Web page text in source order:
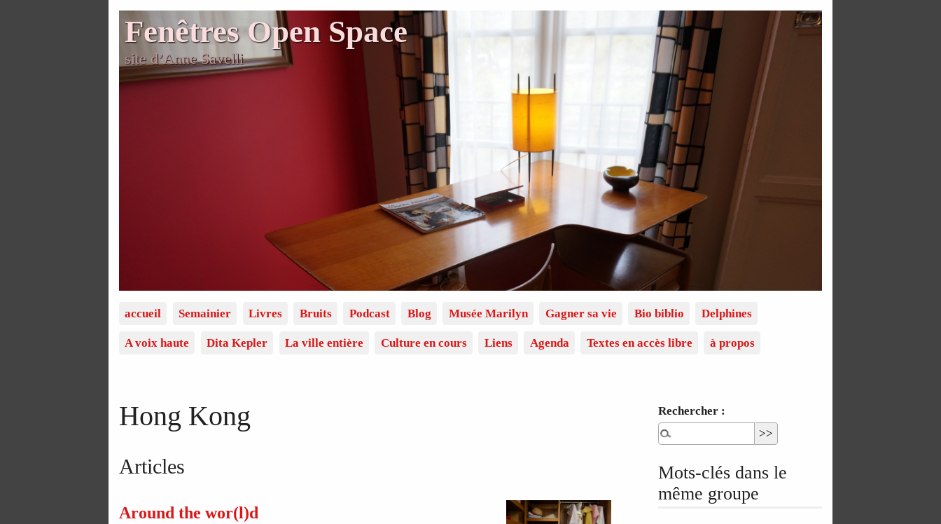
Fenêtres Open Space
site d’Anne Savelli
accueil Semainier Livres Bruits Podcast Blog Musée Marilyn Gagner sa vie Bio biblio Delphines
A voix haute Dita Kepler La ville entière Culture en cours Liens Agenda Textes en accès libre à propos
Hong Kong
Articles
Around the wor(l)d
Rechercher :
Mots-clés dans le
même groupe